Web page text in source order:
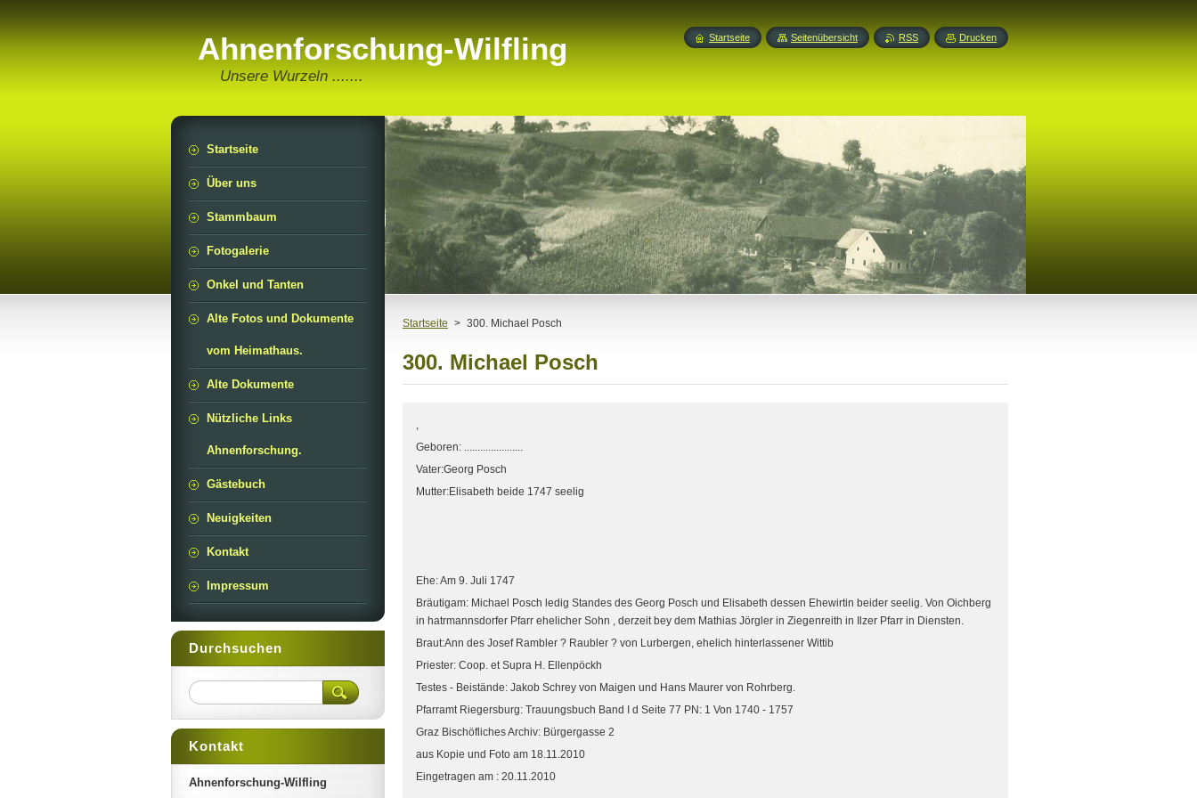
Ahnenforschung-Wilfling
Unsere Wurzeln .......
Startseite > 300. Michael Posch
300. Michael Posch
Geboren: ......................
Vater:Georg Posch
Mutter:Elisabeth beide 1747 seelig
Ehe: Am 9. Juli 1747
Bräutigam: Michael Posch ledig Standes des Georg Posch und Elisabeth dessen Ehewirtin beider seelig. Von Oichberg
in hatrmannsdorfer Pfarr ehelicher Sohn , derzeit bey dem Mathias Jörgler in Ziegenreith in Ilzer Pfarr in Diensten.
Braut:Ann des Josef Rambler ? Raubler ? von Lurbergen, ehelich hinterlassener Wittib
Priester: Coop. et Supra H. Ellenpöckh
Testes - Beistände: Jakob Schrey von Maigen und Hans Maurer von Rohrberg.
Pfarramt Riegersburg: Trauungsbuch Band I d Seite 77 PN: 1 Von 1740 - 1757
Graz Bischöfliches Archiv: Bürgergasse 2
aus Kopie und Foto am 18.11.2010
Eingetragen am : 20.11.2010
Startseite
Über uns
Stammbaum
Fotogalerie
Onkel und Tanten
Alte Fotos und Dokumente
vom Heimathaus.
Alte Dokumente
Nützliche Links
Ahnenforschung.
Gästebuch
Neuigkeiten
Kontakt
Impressum
Durchsuchen
Kontakt
Ahnenforschung-Wilfling
Startseite Seitenübersicht RSS Drucken